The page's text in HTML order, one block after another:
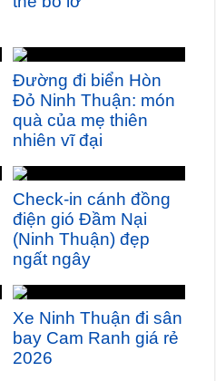
Đường đi biển Hòn
Đỏ Ninh Thuận: món
quà của mẹ thiên
nhiên vĩ đại
Check-in cánh đồng
điện gió Đầm Nại
(Ninh Thuận) đẹp
ngất ngây
Xe Ninh Thuận đi sân
bay Cam Ranh giá rẻ
2026